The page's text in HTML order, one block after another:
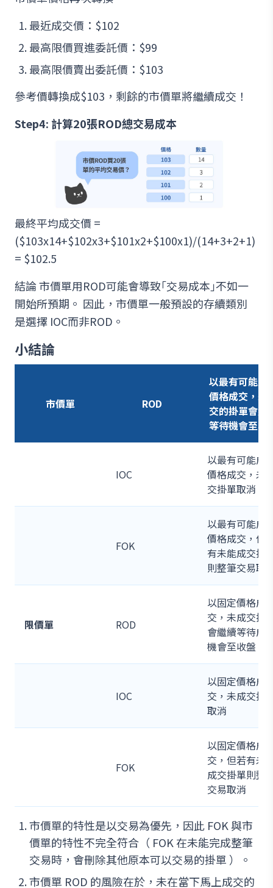
最近成交價：$102
最高限價買進委託價：$99
最高限價賣出委託價：$103
參考價轉換成$103，剩餘的市價單將繼續成交！
Step4: 計算20張ROD總交易成本
最終平均成交價 =
($103x14+$102x3+$101x2+$100x1)/(14+3+2+1)
= $102.5
結論 市價單用ROD可能會導致｢交易成本｣不如一
開始所預期。 因此，市價單一般預設的存續類別
是選擇 IOC而非ROD。
小結論
市價單 ROD
以最有可能成
價格成交，未
交的掛單會繼
等待機會至收
IOC
以最有可能成
價格成交，未
交掛單取消
FOK
以最有可能成
價格成交，但
有未能成交掛
則整筆交易取
限價單 ROD
以固定價格成
交，未成交掛
會繼續等待成
機會至收盤
IOC
以固定價格成
交，未成交掛
取消
FOK
以固定價格成
交，但若有未
成交掛單則整
交易取消
市價單的特性是以交易為優先，因此 FOK 與市
價單的特性不完全符合（ FOK 在未能完成整筆
交易時，會刪除其他原本可以交易的掛單 ）。
市價單 ROD 的風險在於，未在當下馬上成交的